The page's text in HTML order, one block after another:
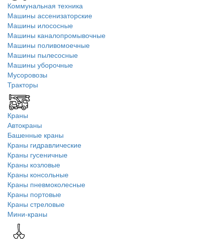
Коммунальная техника
Машины ассенизаторские
Машины илососные
Машины каналопромывочные
Машины поливомоечные
Машины пылесосные
Машины уборочные
Мусоровозы
Тракторы
Краны
Автокраны
Башенные краны
Краны гидравлические
Краны гусеничные
Краны козловые
Краны консольные
Краны пневмоколесные
Краны портовые
Краны стреловые
Мини-краны